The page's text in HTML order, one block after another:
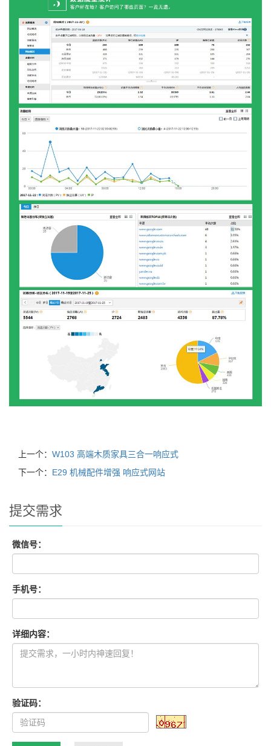
上一个： W103 高端木质家具三合一响应式
下一个： E29 机械配件增强 响应式网站
提交需求
微信号：
手机号：
详细内容：
验证码：